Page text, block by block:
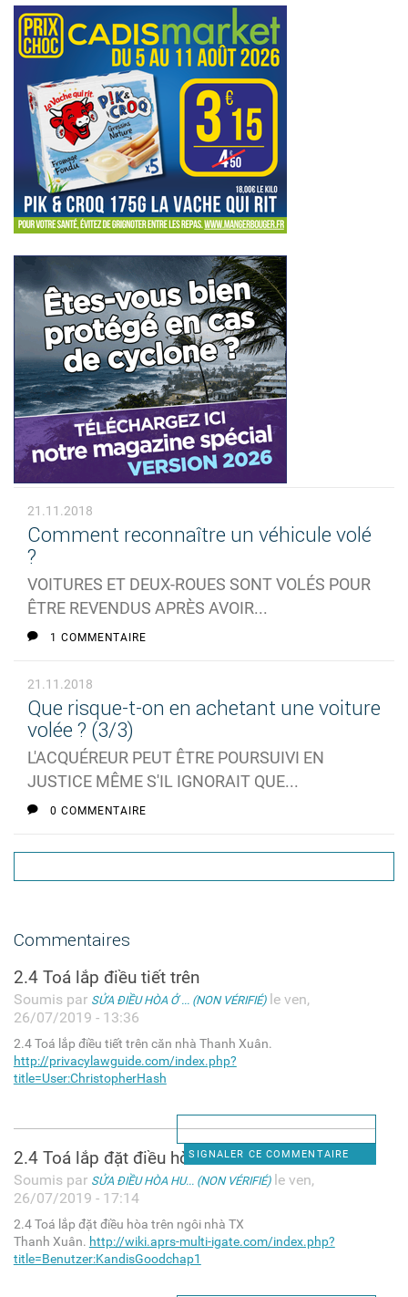
21.11.2018
Comment reconnaître un véhicule volé
?
VOITURES ET DEUX-ROUES SONT VOLÉS POUR
ÊTRE REVENDUS APRÈS AVOIR...
1 COMMENTAIRE
21.11.2018
Que risque-t-on en achetant une voiture
volée ? (3/3)
L'ACQUÉREUR PEUT ÊTRE POURSUIVI EN
JUSTICE MÊME S'IL IGNORAIT QUE...
0 COMMENTAIRE
Commentaires
2.4 Toá lắp điều tiết trên
Soumis par SỬA ĐIỀU HÒA Ở ... (NON VÉRIFIÉ)le ven,
26/07/2019 - 13:36
2.4 Toá lắp điều tiết trên căn nhà Thanh Xuân.
http://privacylawguide.com/index.php?
title=User:ChristopherHash
SIGNALER CE COMMENTAIRE
2.4 Toá lắp đặt điều hòa trên
Soumis par SỬA ĐIỀU HÒA HU... (NON VÉRIFIÉ)le ven,
26/07/2019 - 17:14
2.4 Toá lắp đặt điều hòa trên ngôi nhà TX
Thanh Xuân. http://wiki.aprs-multi-igate.com/index.php?
title=Benutzer:KandisGoodchap1